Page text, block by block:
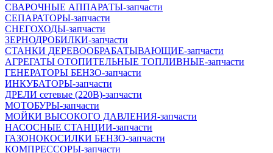
СВАРОЧНЫЕ АППАРАТЫ-запчасти
СЕПАРАТОРЫ-запчасти
СНЕГОХОДЫ-запчасти
ЗЕРНОДРОБИЛКИ-запчасти
СТАНКИ ДЕРЕВООБРАБАТЫВАЮЩИЕ-запчасти
АГРЕГАТЫ ОТОПИТЕЛЬНЫЕ ТОПЛИВНЫЕ-запчасти
ГЕНЕРАТОРЫ БЕНЗО-запчасти
ИНКУБАТОРЫ-запчасти
ДРЕЛИ сетевые (220В)-запчасти
МОТОБУРЫ-запчасти
МОЙКИ ВЫСОКОГО ДАВЛЕНИЯ-запчасти
НАСОСНЫЕ СТАНЦИИ-запчасти
ГАЗОНОКОСИЛКИ БЕНЗО-запчасти
КОМПРЕССОРЫ-запчасти